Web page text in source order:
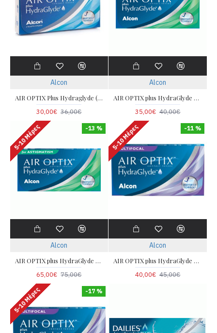
Alcon
AIR OPTIX Plus Hydraglyde (6pack)
30,00€ 36,00€
Alcon
AIR OPTIX plus HydraGlyde FOR ASTIGMATISM (3pack)
35,00€ 40,00€
-13 %
5-10 Μέρες
Alcon
AIR OPTIX plus HydraGlyde FOR ASTIGMATISM (6pack)
65,00€ 75,00€
-11 %
5-10 Μέρες
Alcon
AIR OPTIX plus HydraGlyde MULTIFOCAL(3pack)
40,00€ 45,00€
-17 %
5-10 Μέρες